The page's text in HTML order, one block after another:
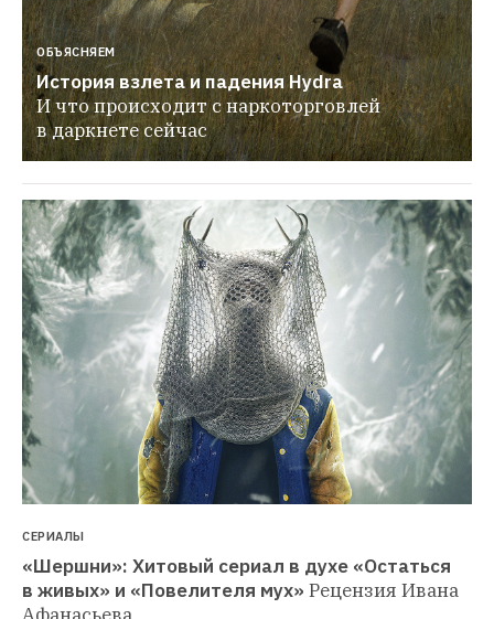
ОБЪЯСНЯЕМ
История взлета и падения Hydra
И что происходит с наркоторговлей
в даркнете сейчас
СЕРИАЛЫ
«Шершни»: Хитовый сериал в духе «Остаться
в живых» и «Повелителя мух» Рецензия Ивана